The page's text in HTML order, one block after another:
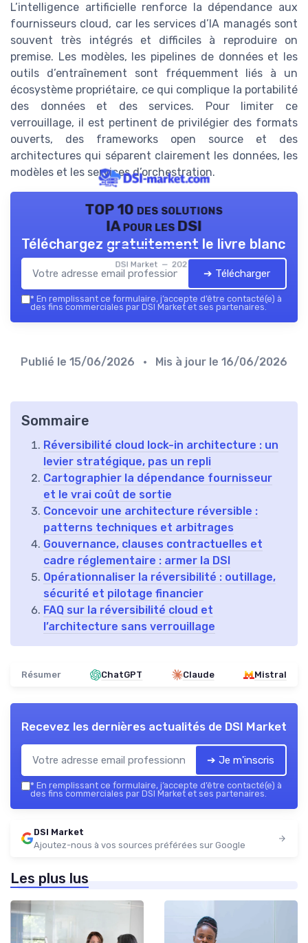
L’intelligence artificielle renforce la dépendance aux
fournisseurs cloud, car les services d’IA managés sont
souvent très intégrés et difficiles à reproduire on
premise. Les modèles, les pipelines de données et les
outils d’entraînement sont fréquemment liés à un
écosystème propriétaire, ce qui complique la portabilité
des données et des services. Pour limiter ce
verrouillage, il est pertinent de privilégier des formats
ouverts, des frameworks open source et des
architectures qui séparent clairement les données, les
modèles et les services d’orchestration.
TOP 10 des solutions
IA pour les DSI
DSI Market — 2026
Téléchargez gratuitement le livre blanc
➔ Télécharger
* En remplissant ce formulaire, j’accepte d’être contacté(e) à
des fins commerciales par DSI Market et ses partenaires.
Publié le 15/06/2026 • Mis à jour le 16/06/2026
Sommaire
Réversibilité cloud lock-in architecture : un
levier stratégique, pas un repli
Cartographier la dépendance fournisseur
et le vrai coût de sortie
Concevoir une architecture réversible :
patterns techniques et arbitrages
Gouvernance, clauses contractuelles et
cadre réglementaire : armer la DSI
Opérationnaliser la réversibilité : outillage,
sécurité et pilotage financier
FAQ sur la réversibilité cloud et
l’architecture sans verrouillage
Résumer ChatGPT Claude Mistral
Recevez les dernières actualités de DSI Market
➔ Je m'inscris
* En remplissant ce formulaire, j’accepte d’être contacté(e) à
des fins commerciales par DSI Market et ses partenaires.
DSI Market
Ajoutez-nous à vos sources préférées sur Google
Les plus lus